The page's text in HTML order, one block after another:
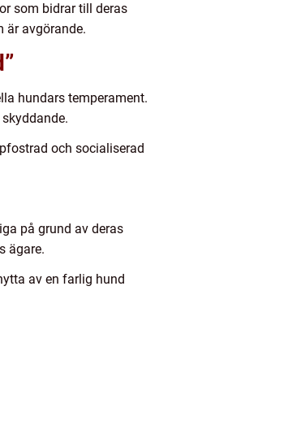
som bidrar till deras
är avgörande.
hundars temperament.
och socialiserad
på grund av deras
ägare.
av en farlig hund